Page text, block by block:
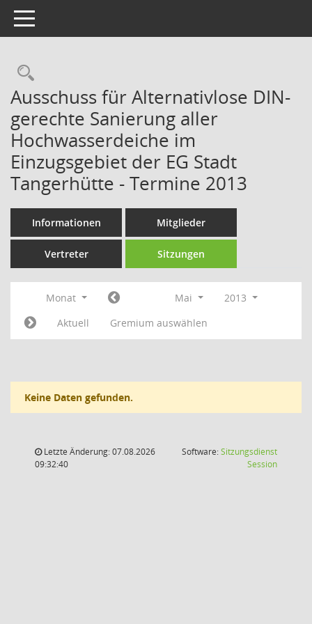
Toggle navigation
Rechercheauswahl
Ausschuss für Alternativlose DIN-
gerechte Sanierung aller
Hochwasserdeiche im
Einzugsgebiet der EG Stadt
Tangerhütte - Termine 2013
Informationen Mitglieder
Vertreter Sitzungen
Monat Mai
2013
Aktuell
Gremium auswählen
Keine Daten gefunden.
Letzte Änderung: 07.08.2026
09:32:40
Software:Sitzungsdienst
Session(Wird in